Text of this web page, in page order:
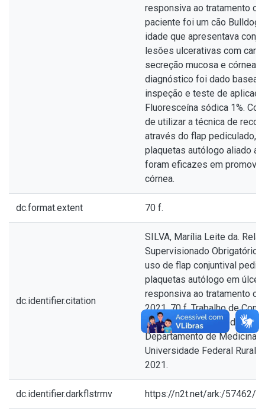
responsiva ao tratamento
paciente foi um cão Bulldog
idade que apresentava
lesões ulcerativas com
secreção mucosa e córnea
diagnóstico foi dado
inspeção e teste de
Fluoresceína sódica 1%.
de utilizar a técnica de
através do flap pediculado,
plaquetas autólogo aliado
foram eficazes em
córnea.
dc.format.extent 70 f.
dc.identifier.citation
SILVA, Marília Leite da.
Supervisionado Obrigatório
uso de flap conjuntival
plaquetas autólogo em
responsiva ao tratamento
2021. 70 f. Trabalho de
(Bacharelado em Medicina
Departamento de Medicina
Universidade Federal Rural
2021.
dc.identifier.darkflstrmv https://n2t.net/ark:/57462/